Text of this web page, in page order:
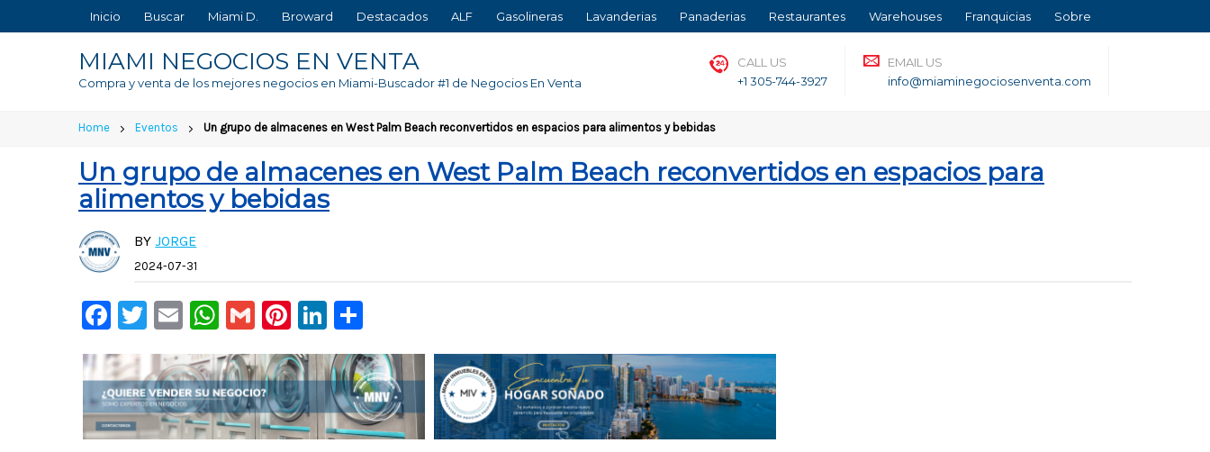
Inicio Buscar Miami D. Broward Destacados ALF Gasolineras Lavanderias Panaderias Restaurantes Warehouses Franquicias Sobre
MIAMI NEGOCIOS EN VENTA
Compra y venta de los mejores negocios en Miami-Buscador #1 de Negocios En Venta
CALL US
+1 305-744-3927
EMAIL US
info@miaminegociosenventa.com
Home Eventos Un grupo de almacenes en West Palm Beach reconvertidos en espacios para alimentos y bebidas
Un grupo de almacenes en West Palm Beach reconvertidos en espacios para
alimentos y bebidas
BY JORGE
2024-07-31
Facebook
Twitter
EmailWhatsApp
GmailPinterest
LinkedIn